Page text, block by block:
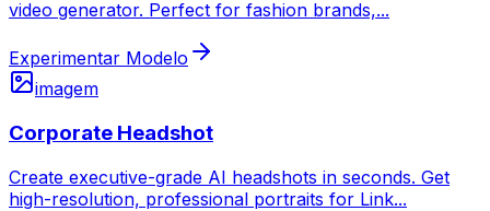
video generator. Perfect for fashion brands,...
Experimentar Modelo
imagem
Corporate Headshot
Create executive-grade AI headshots in seconds. Get
high-resolution, professional portraits for Link...